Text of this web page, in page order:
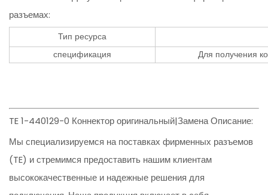
разъемах:
Тип ресурса
спецификация
Для получения
TE 1-440129-0 Коннектор оригинальный|Замена Описание:
Мы специализируемся на поставках фирменных разъемов
(TE) и стремимся предоставить нашим клиентам
высококачественные и надежные решения для